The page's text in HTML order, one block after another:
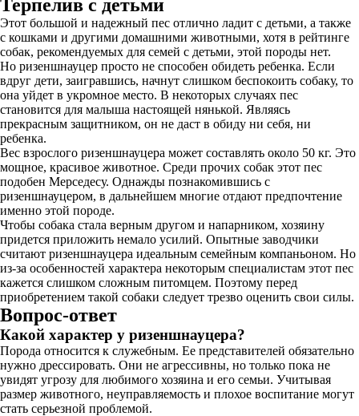
Терпелив с детьми
Этот большой и надежный пес отлично ладит с детьми, а также
с кошками и другими домашними животными, хотя в рейтинге
собак, рекомендуемых для семей с детьми, этой породы нет.
Но ризеншнауцер просто не способен обидеть ребенка. Если
вдруг дети, заигравшись, начнут слишком беспокоить собаку, то
она уйдет в укромное место. В некоторых случаях пес
становится для малыша настоящей нянькой. Являясь
прекрасным защитником, он не даст в обиду ни себя, ни
ребенка.
Вес взрослого ризеншнауцера может составлять около 50 кг. Это
мощное, красивое животное. Среди прочих собак этот пес
подобен Мерседесу. Однажды познакомившись с
ризеншнауцером, в дальнейшем многие отдают предпочтение
именно этой породе.
Чтобы собака стала верным другом и напарником, хозяину
придется приложить немало усилий. Опытные заводчики
считают ризеншнауцера идеальным семейным компаньоном. Но
из-за особенностей характера некоторым специалистам этот пес
кажется слишком сложным питомцем. Поэтому перед
приобретением такой собаки следует трезво оценить свои силы.
Вопрос-ответ
Какой характер у ризеншнауцера?
Порода относится к служебным. Ее представителей обязательно
нужно дрессировать. Они не агрессивны, но только пока не
увидят угрозу для любимого хозяина и его семьи. Учитывая
размер животного, неуправляемость и плохое воспитание могут
стать серьезной проблемой.